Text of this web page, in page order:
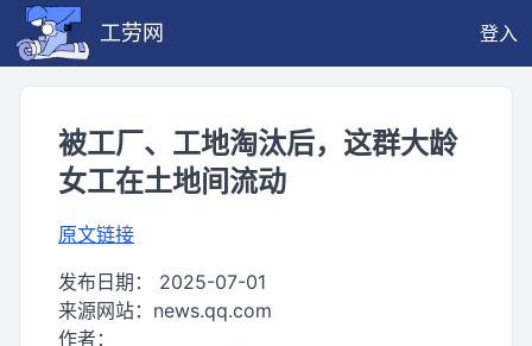
工劳网 登入
被工厂、工地淘汰后，这群大龄
女工在土地间流动
原文链接
发布日期： 2025-07-01
来源网站： news.qq.com
作者：